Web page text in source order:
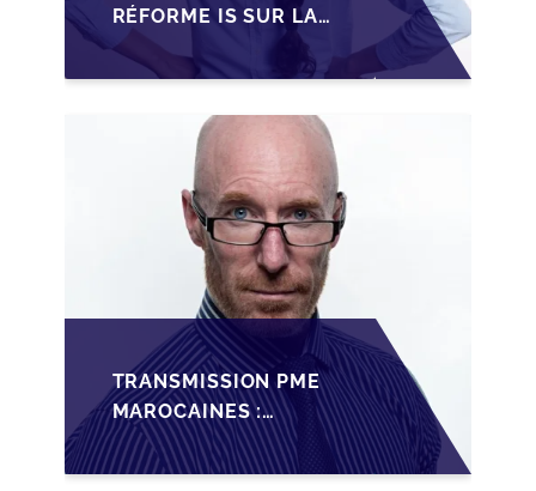
RÉFORME IS SUR LA
TRANSMISSION DES
PME FAMILIALES AU
TRANSMISSION PME
MAROCAINES :
SÉCURISER LA
CESSION AVEC LES